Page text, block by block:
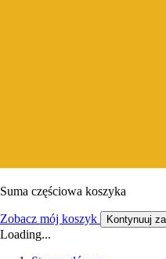
Suma częściowa koszyka
Zobacz mój koszyk Kontynuuj
Loading...